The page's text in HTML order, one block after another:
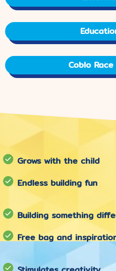
Coblo
Grows with the child
Endless building fun
Building something
Free bag and